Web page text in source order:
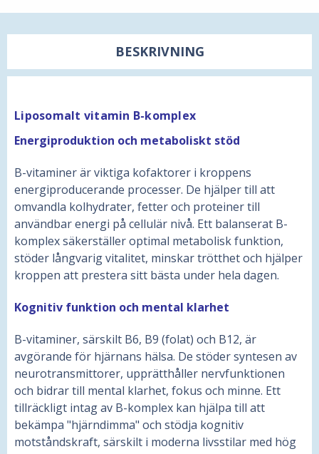
BESKRIVNING
Liposomalt vitamin B-komplex
Energiproduktion och metaboliskt stöd
B-vitaminer är viktiga kofaktorer i kroppens
energiproducerande processer. De hjälper till att
omvandla kolhydrater, fetter och proteiner till
användbar energi på cellulär nivå. Ett balanserat B-
komplex säkerställer optimal metabolisk funktion,
stöder långvarig vitalitet, minskar trötthet och hjälper
kroppen att prestera sitt bästa under hela dagen.
Kognitiv funktion och mental klarhet
B-vitaminer, särskilt B6, B9 (folat) och B12, är
avgörande för hjärnans hälsa. De stöder syntesen av
neurotransmittorer, upprätthåller nervfunktionen
och bidrar till mental klarhet, fokus och minne. Ett
tillräckligt intag av B-komplex kan hjälpa till att
bekämpa "hjärndimma" och stödja kognitiv
motståndskraft, särskilt i moderna livsstilar med hög